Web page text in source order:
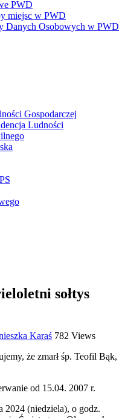
PWD
miejsc w PWD
Danych Osobowych w PWD
Gospodarczej
Ludności
sołtys
Karaś 782 Views
że zmarł śp. Teofil Bąk,
od 15.04. 2007 r.
2024 (niedziela), o godz.